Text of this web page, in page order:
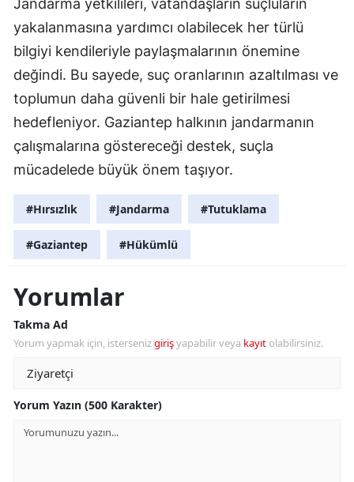
Jandarma yetkilileri, vatandaşların suçluların
yakalanmasına yardımcı olabilecek her türlü
bilgiyi kendileriyle paylaşmalarının önemine
değindi. Bu sayede, suç oranlarının azaltılması ve
toplumun daha güvenli bir hale getirilmesi
hedefleniyor. Gaziantep halkının jandarmanın
çalışmalarına göstereceği destek, suçla
mücadelede büyük önem taşıyor.
#Hırsızlık #Jandarma #Tutuklama
#Gaziantep #Hükümlü
Yorumlar
Takma Ad
Yorum yapmak için, istersenizgirişyapabilir veya kayıt olabilirsiniz.
Yorum Yazın (500 Karakter)